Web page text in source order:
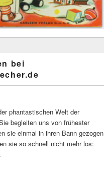
bei
phantastischen Welt der
begleiten uns von frühester
sie einmal in ihren Bann gezogen
sie so schnell nicht mehr los:
.